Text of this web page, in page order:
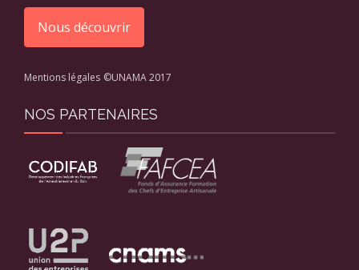
Nous découvrir
Mentions légales ©UNAMA 2017
NOS PARTENAIRES